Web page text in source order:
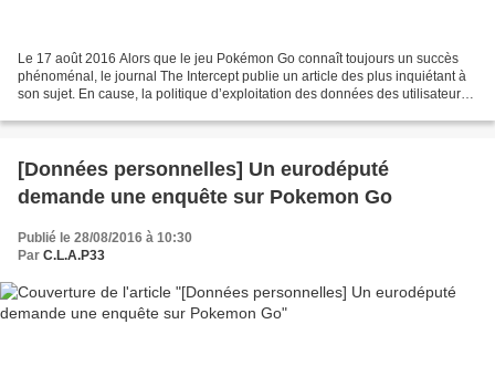
Le 17 août 2016 Alors que le jeu Pokémon Go connaît toujours un succès
phénoménal, le journal The Intercept publie un article des plus inquiétant à
son sujet. En cause, la politique d’exploitation des données des utilisateurs.
[Données personnelles] Un eurodéputé
demande une enquête sur Pokemon Go
Publié le 28/08/2016 à 10:30
Par C.L.A.P33